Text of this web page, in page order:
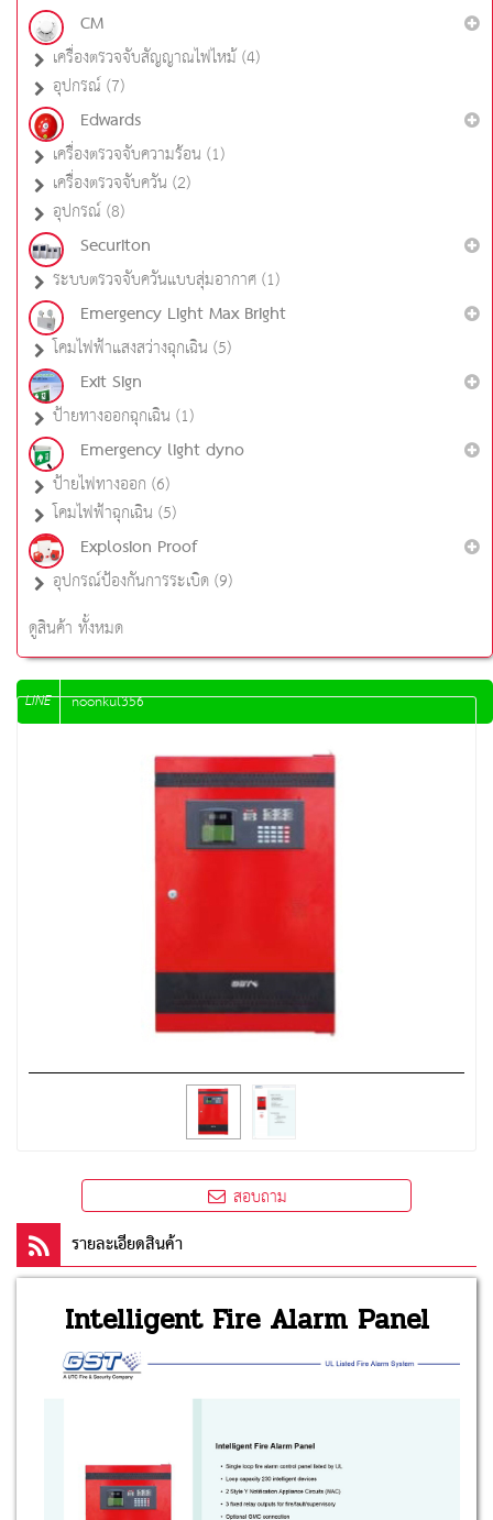
CM
เครื่องตรวจจับสัญญาณไฟไหม้ (4)
อุปกรณ์ (7)
Edwards
เครื่องตรวจจับความร้อน (1)
เครื่องตรวจจับควัน (2)
อุปกรณ์ (8)
Securiton
ระบบตรวจจับควันแบบสุ่มอากาศ (1)
Emergency Light Max Bright
โคมไฟฟ้าแสงสว่างฉุกเฉิน (5)
Exit Sign
ป้ายทางออกฉุกเฉิน (1)
Emergency light dyno
ป้ายไฟทางออก (6)
โคมไฟฟ้าฉุกเฉิน (5)
Explosion Proof
อุปกรณ์ป้องกันการระเบิด (9)
ดูสินค้า ทั้งหมด
LINE noonkul356
สอบถาม
รายละเอียดสินค้า
Intelligent Fire Alarm Panel